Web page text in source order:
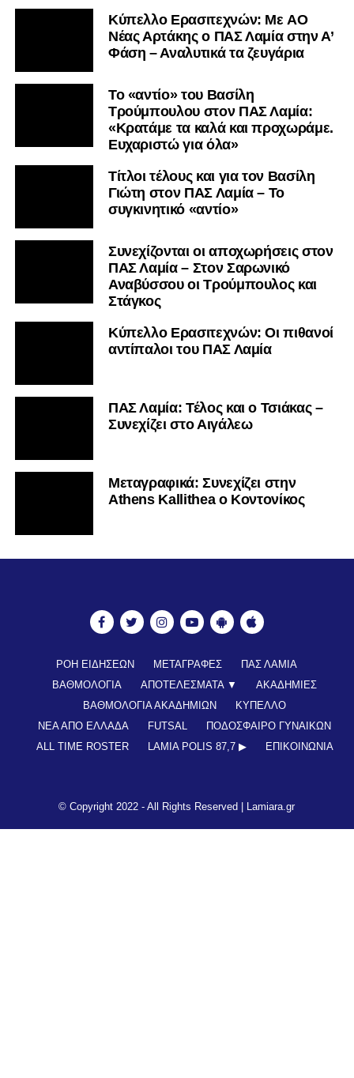
Kύπελλο Ερασιτεχνών: Με AO
Nέας Αρτάκης ο ΠΑΣ Λαμία στην Α’
Φάση – Αναλυτικά τα ζευγάρια
Το «αντίο» του Βασίλη
Τρούμπουλου στον ΠΑΣ Λαμία:
«Κρατάμε τα καλά και προχωράμε.
Ευχαριστώ για όλα»
Τίτλοι τέλους και για τον Βασίλη
Γιώτη στον ΠΑΣ Λαμία – Το
συγκινητικό «αντίο»
Συνεχίζονται οι αποχωρήσεις στον
ΠΑΣ Λαμία – Στον Σαρωνικό
Αναβύσσου οι Τρούμπουλος και
Στάγκος
Κύπελλο Ερασιτεχνών: Οι πιθανοί
αντίπαλοι του ΠΑΣ Λαμία
ΠΑΣ Λαμία: Τέλος και ο Τσιάκας –
Συνεχίζει στο Αιγάλεω
Mεταγραφικά: Συνεχίζει στην
Athens Kallithea ο Κοντονίκος
ΡΟΗ ΕΙΔΗΣΕΩΝ ΜΕΤΑΓΡΑΦΕΣ
ΠΑΣ ΛΑΜΙΑ
ΒΑΘΜΟΛΟΓΙΑ
ΑΠΟΤΕΛΕΣΜΑΤΑ ▼
ΑΚΑΔΗΜΙΕΣ
ΒΑΘΜΟΛΟΓΙΑ ΑΚΑΔΗΜΙΩΝ
ΚΥΠΕΛΛΟ
ΝΕΑ ΑΠΟ ΕΛΛΑΔΑ
FUTSAL
ΠΟΔΟΣΦΑΙΡΟ ΓΥΝΑΙΚΩΝ
ALL TIME ROSTER
LAMIA POLIS 87,7 ▶︎ ΕΠΙΚΟΙΝΩΝΊΑ
© Copyright 2022 - All Rights Reserved | Lamiara.gr